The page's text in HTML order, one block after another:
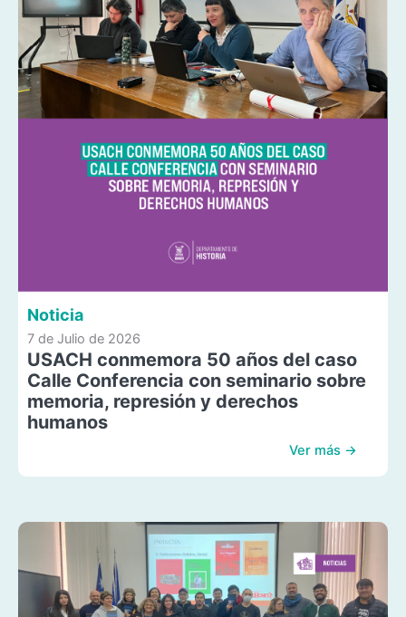
Noticia
7 de Julio de 2026
USACH conmemora 50 años del caso
Calle Conferencia con seminario sobre
memoria, represión y derechos
humanos
Ver más →